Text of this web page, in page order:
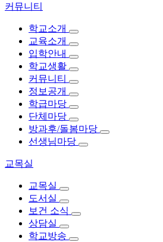
커뮤니티
학교소개
교육소개
입학안내
학교생활
커뮤니티
정보공개
학급마당
단체마당
방과후/돌봄마당
선생님마당
교목실
교목실
도서실
보건 소식
상담실
학교방송